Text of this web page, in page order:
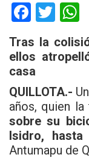
F
a
ce
b
o
o
k
T
wi
tt
er
h
A
p
p
Tras la
ellos
casa
QUILLOTA.-
años, quien
sobre su
Isidro,
Antumapu de